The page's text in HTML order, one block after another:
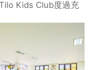
Kids Club度過充